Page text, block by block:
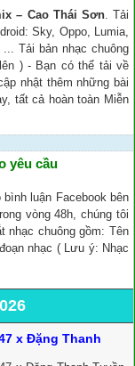
– Cao Thái Sơn. Tải
Sky, Oppo, Lumia,
Tải bản nhạc chuông
) - Bạn có thể tải về
nhật thêm những bài
tất cả hoàn toàn Miễn
yêu cầu
luận Facebook bên
vòng 48h, chúng tôi
nhạc chuông gồm: Tên
nhạc ( Lưu ý: Nhạc
x Đặng Thanh